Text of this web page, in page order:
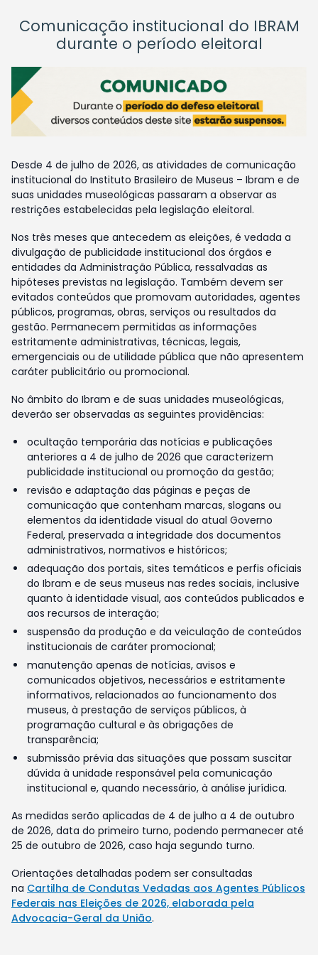
Comunicação institucional do IBRAM
durante o período eleitoral
Desde 4 de julho de 2026, as atividades de comunicação
institucional do Instituto Brasileiro de Museus – Ibram e de
suas unidades museológicas passaram a observar as
restrições estabelecidas pela legislação eleitoral.
Nos três meses que antecedem as eleições, é vedada a
divulgação de publicidade institucional dos órgãos e
entidades da Administração Pública, ressalvadas as
hipóteses previstas na legislação. Também devem ser
evitados conteúdos que promovam autoridades, agentes
públicos, programas, obras, serviços ou resultados da
gestão. Permanecem permitidas as informações
estritamente administrativas, técnicas, legais,
emergenciais ou de utilidade pública que não apresentem
caráter publicitário ou promocional.
No âmbito do Ibram e de suas unidades museológicas,
deverão ser observadas as seguintes providências:
ocultação temporária das notícias e publicações
anteriores a 4 de julho de 2026 que caracterizem
publicidade institucional ou promoção da gestão;
revisão e adaptação das páginas e peças de
comunicação que contenham marcas, slogans ou
elementos da identidade visual do atual Governo
Federal, preservada a integridade dos documentos
administrativos, normativos e históricos;
adequação dos portais, sites temáticos e perfis oficiais
do Ibram e de seus museus nas redes sociais, inclusive
quanto à identidade visual, aos conteúdos publicados e
aos recursos de interação;
suspensão da produção e da veiculação de conteúdos
institucionais de caráter promocional;
manutenção apenas de notícias, avisos e
comunicados objetivos, necessários e estritamente
informativos, relacionados ao funcionamento dos
museus, à prestação de serviços públicos, à
programação cultural e às obrigações de
transparência;
submissão prévia das situações que possam suscitar
dúvida à unidade responsável pela comunicação
institucional e, quando necessário, à análise jurídica.
As medidas serão aplicadas de 4 de julho a 4 de outubro
de 2026, data do primeiro turno, podendo permanecer até
25 de outubro de 2026, caso haja segundo turno.
Orientações detalhadas podem ser consultadas
na Cartilha de Condutas Vedadas aos Agentes Públicos
Federais nas Eleições de 2026, elaborada pela
Advocacia-Geral da União.